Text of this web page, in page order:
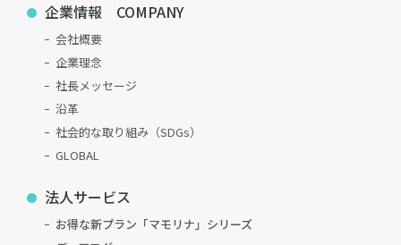
企業情報 COMPANY
会社概要
企業理念
社長メッセージ
沿革
社会的な取り組み（SDGs）
GLOBAL
法人サービス
お得な新プラン「マモリナ」シリーズ